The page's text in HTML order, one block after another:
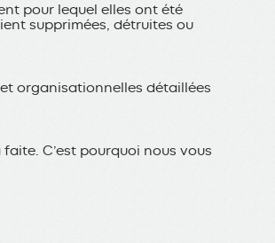
pour lequel elles ont été
supprimées, détruites ou
organisationnelles détaillées
C’est pourquoi nous vous